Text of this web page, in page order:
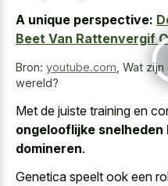
A unique perspective:
Beet Van Rattenvergif
Bron: youtube.com Wat
wereld?
Met de juiste training en
ongelooflijke snelheden
domineren.
Genetica speelt ook een